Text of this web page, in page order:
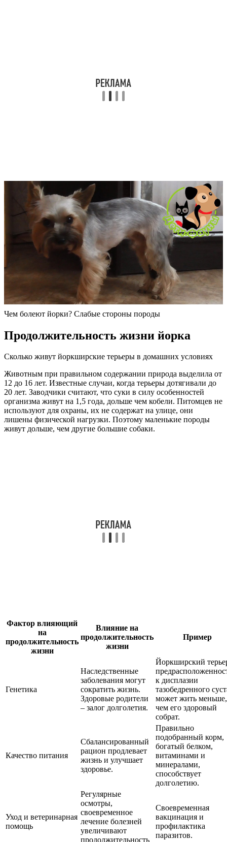
Чем болеют йорки? Слабые стороны породы
Продолжительность жизни йорка
Сколько живут йоркширские терьеры в домашних условиях
Животным при правильном содержании природа выделила от
12 до 16 лет. Известные случаи, когда терьеры дотягивали до
20 лет. Заводчики считают, что суки в силу особенностей
организма живут на 1,5 года, дольше чем кобели. Питомцев не
используют для охраны, их не содержат на улице, они
лишены физической нагрузки. Поэтому маленькие породы
живут дольше, чем другие большие собаки.
Фактор влияющий
на
продолжительность
жизни
Влияние на
продолжительность
жизни
Пример
Генетика
Наследственные
заболевания могут
сократить жизнь.
Здоровые родители
– залог долголетия.
Йоркширский
к дисплазии
тазобедренного
может жить меньше,
чем его здоровый
собрат.
Качество питания
Сбалансированный
рацион продлевает
жизнь и улучшает
здоровье.
Правильно
подобранный корм,
богатый белком,
витаминами и
минералами,
способствует
долголетию.
Уход и ветеринарная
помощь
Регулярные
осмотры,
своевременное
лечение болезней
увеличивают
продолжительность
Своевременная
вакцинация и
профилактика
паразитов.